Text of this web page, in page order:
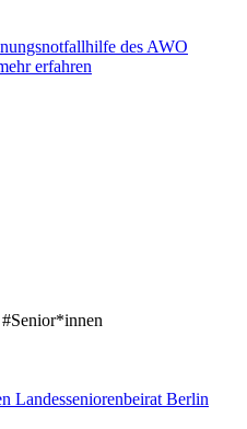
des AWO
erfahren
#Senior*innen
Landesseniorenbeirat Berlin